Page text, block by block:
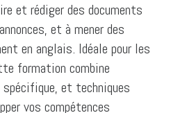
et rédiger des documents
et à mener des
en anglais. Idéale pour les
formation combine
spécifique, et techniques
vos compétences